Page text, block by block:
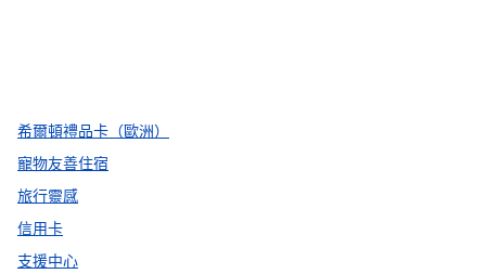
希爾頓禮品卡（歐洲）
寵物友善住宿
旅行靈感
信用卡
支援中心